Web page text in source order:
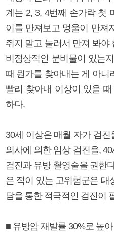
계는 2, 3, 4번째 손가락 첫
이를 만져보고 멍울이 만져
쥐지 말고 눌러서 만져 봐야
비정상적인 분비물이 있는
때 뭔가를 찾아내는 게 아니
빨리 찾아내 이상이 있을
하다.
30세 이상은 매월 자가 검진
의사에 의한 임상 검진을,
검진과 유방 촬영술을 권한
은 적이 있는 고위험군은 대
담을 통한 적극적인 검진이
■ 유방암 재발률 30%로 높아